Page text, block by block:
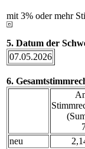
mit 3% oder mehr
5. Datum der
07.05.2026
6.
neu